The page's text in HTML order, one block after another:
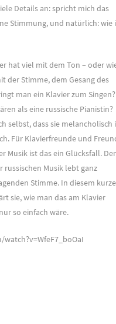
Details an: spricht mich das
Stimmung, und natürlich: wie
hat viel mit dem Ton – oder
der Stimme, dem Gesang des
man ein Klavier zum Singen?
als eine russische Pianistin?
selbst, dass sie melancholisch
Für Klavierfreunde und
Musik ist das ein Glücksfall.
russischen Musik lebt ganz
Stimme. In diesem
sie, wie man das am Klavier
so einfach wäre.